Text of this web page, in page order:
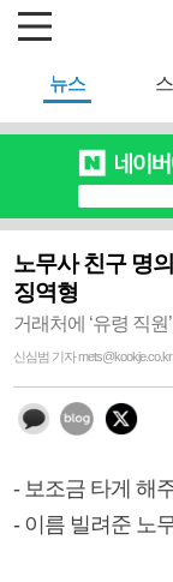
뉴스
노무사 친구 명
징역형
거래처에 ‘유령 직원
신심범 기자 mets@kookje.co.kr
- 보조금 타게 해
- 이름 빌려준 노